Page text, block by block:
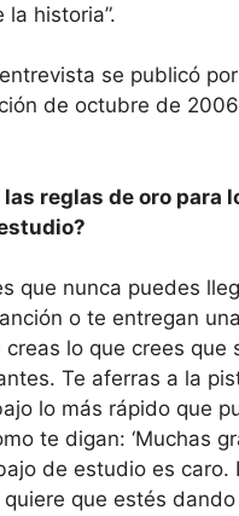
la historia”.
se publicó
de octubre de
reglas de oro para
que nunca puedes
o te entregan
lo que crees que
Te aferras a la
lo más rápido que
te digan: ‘Muchas
de estudio es caro.
que estés